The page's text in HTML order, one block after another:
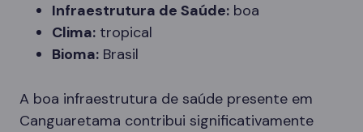
Infraestrutura de Saúde: boa
Clima: tropical
Bioma: Brasil
A boa infraestrutura de saúde presente em
Canguaretama contribui significativamente